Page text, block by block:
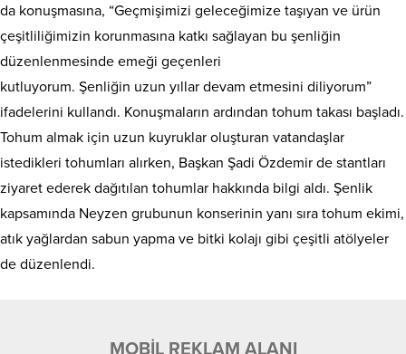
da konuşmasına, “Geçmişimizi geleceğimize taşıyan ve ürün
çeşitliliğimizin korunmasına katkı sağlayan bu şenliğin
düzenlenmesinde emeği geçenleri
kutluyorum. Şenliğin uzun yıllar devam etmesini diliyorum”
ifadelerini kullandı. Konuşmaların ardından tohum takası başladı.
Tohum almak için uzun kuyruklar oluşturan vatandaşlar
istedikleri tohumları alırken, Başkan Şadi Özdemir de stantları
ziyaret ederek dağıtılan tohumlar hakkında bilgi aldı. Şenlik
kapsamında Neyzen grubunun konserinin yanı sıra tohum ekimi,
atık yağlardan sabun yapma ve bitki kolajı gibi çeşitli atölyeler
de düzenlendi.
MOBİL REKLAM ALANI